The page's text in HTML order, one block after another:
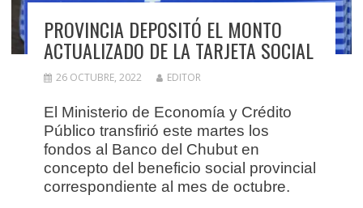
PROVINCIA DEPOSITÓ EL MONTO
ACTUALIZADO DE LA TARJETA SOCIAL
26 OCTUBRE, 2022 EDITOR
El Ministerio de Economía y Crédito
Público transfirió este martes los
fondos al Banco del Chubut en
concepto del beneficio social provincial
correspondiente al mes de octubre.